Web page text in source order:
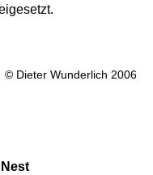
© Dieter Wunderlich 2006